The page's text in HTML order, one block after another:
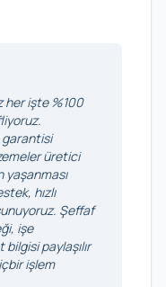
her işte %100
garantisi
üretici
hızlı
Şeffaf
işe
paylaşılır
işlem